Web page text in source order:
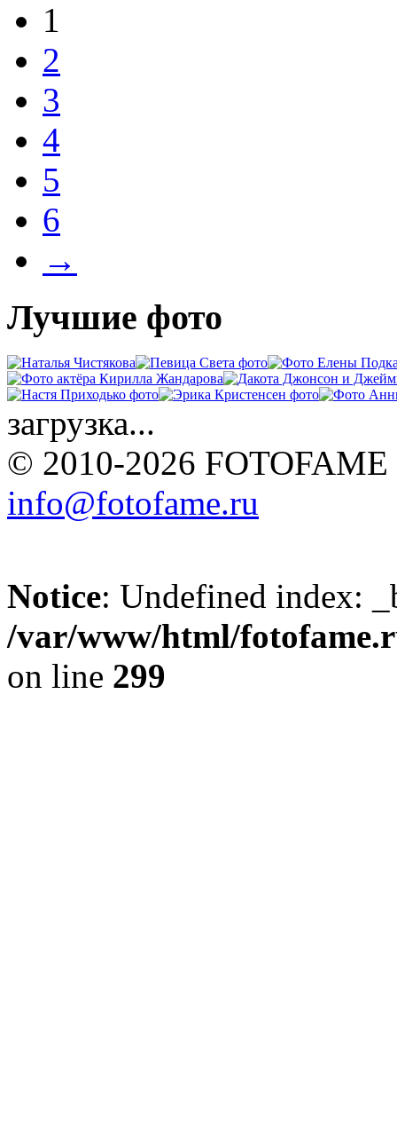
1
2
3
4
5
6
→
Лучшие фото
загрузка...
© 2010-2026 FOTOFAME
info@fotofame.ru
Notice: Undefined index:
/var/www/html/
on line 299